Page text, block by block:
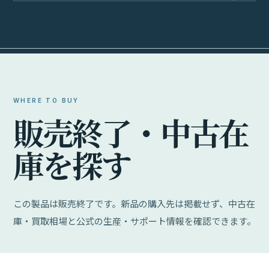
WHERE TO BUY
販売終了 ・ 中古在
庫を探す
この製品は販売終了です。新品の購入先は掲載せず、中古在
庫・買取相場と公式の生産・サポート情報を確認できます。